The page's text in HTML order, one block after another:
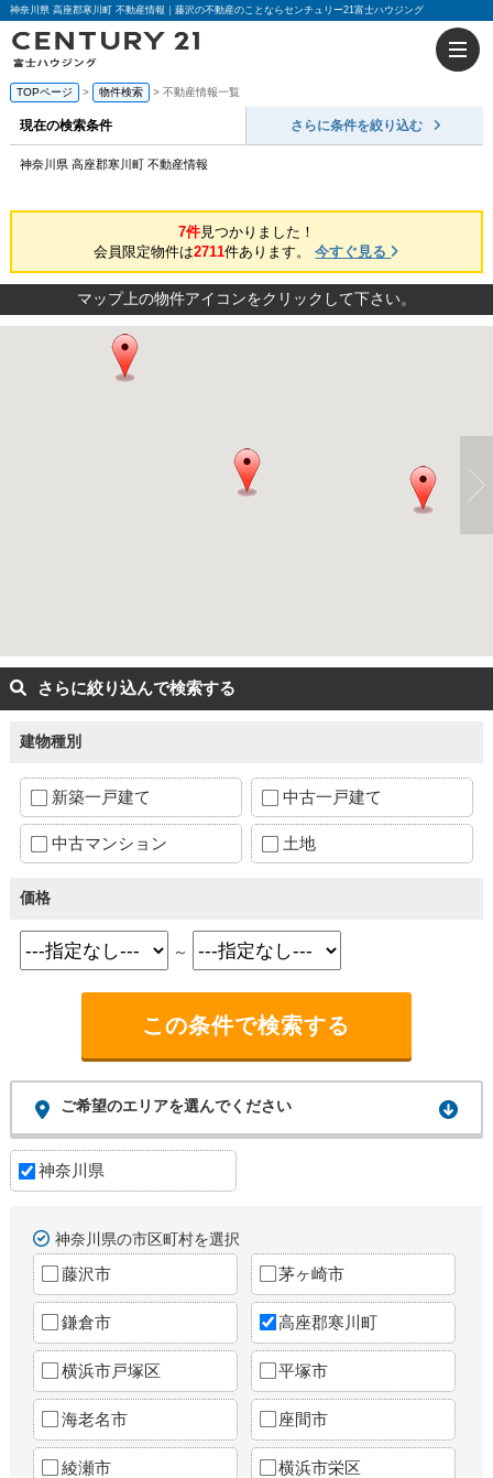
神奈川県 高座郡寒川町 不動産情報｜藤沢の不動産のことならセンチュリー21富士ハウジング
TOPページ > 物件検索 > 不動産情報一覧
現在の検索条件 さらに条件を絞り込む
神奈川県 高座郡寒川町 不動産情報
7件見つかりました！
会員限定物件は2711件あります。今すぐ見る
マップ上の物件アイコンをクリックして下さい。
さらに絞り込んで検索する
建物種別
新築一戸建て 中古一戸建て
中古マンション 土地
価格
～
ご希望のエリアを選んでください
神奈川県
神奈川県の市区町村を選択
藤沢市 茅ヶ崎市
鎌倉市 高座郡寒川町
横浜市戸塚区 平塚市
海老名市 座間市
綾瀬市 横浜市栄区